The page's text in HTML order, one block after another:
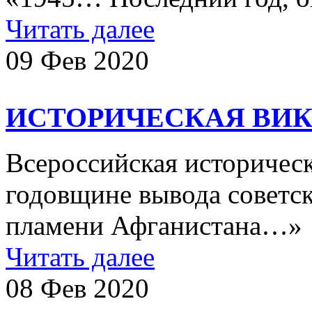
Читать далее
09 Фев 2020
ИСТОРИЧЕСКАЯ
Всероссийская
годовщине вывода
пламени
Читать далее
08 Фев 2020